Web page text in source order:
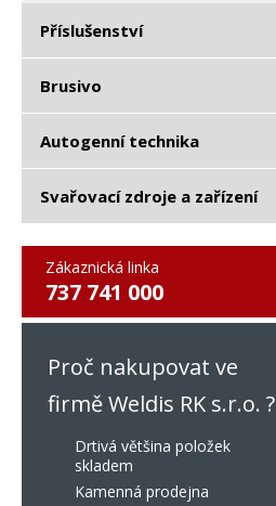
Příslušenství
Brusivo
Autogenní technika
Svařovací zdroje a zařízení
Zákaznická linka
737 741 000
Proč nakupovat ve
firmě Weldis RK s.r.o. ?
Drtivá většina položek
skladem
Kamenná prodejna